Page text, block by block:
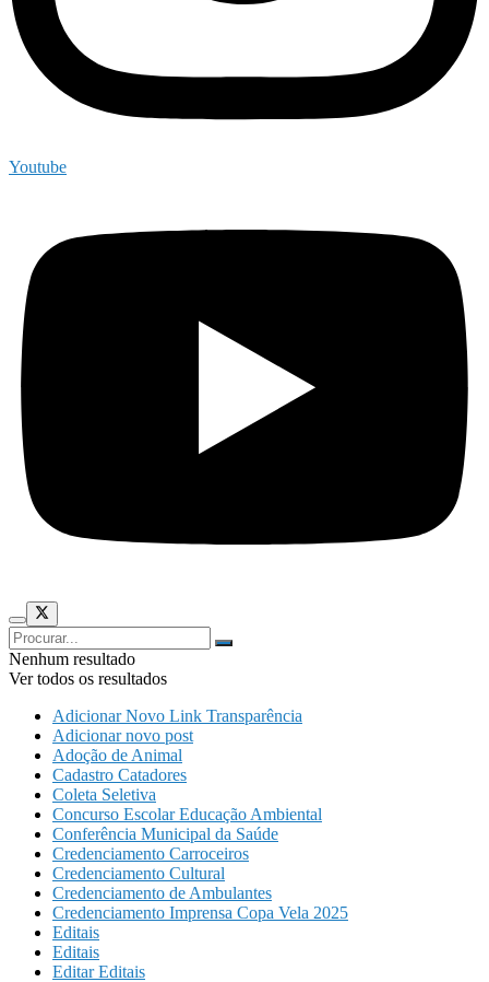
Youtube
Nenhum resultado
Ver todos os resultados
Adicionar Novo Link Transparência
Adicionar novo post
Adoção de Animal
Cadastro Catadores
Coleta Seletiva
Concurso Escolar Educação Ambiental
Conferência Municipal da Saúde
Credenciamento Carroceiros
Credenciamento Cultural
Credenciamento de Ambulantes
Credenciamento Imprensa Copa Vela 2025
Editais
Editais
Editar Editais